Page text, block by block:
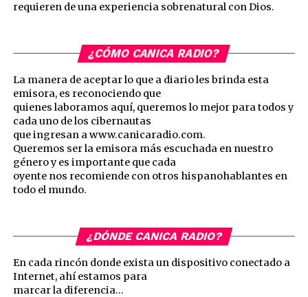
requieren de una experiencia sobrenatural con Dios.
¿CÓMO CANICA RADIO?
La manera de aceptar lo que a diario les brinda esta
emisora, es reconociendo que
quienes laboramos aquí, queremos lo mejor para todos y
cada uno de los cibernautas
que ingresan a www.canicaradio.com.
Queremos ser la emisora más escuchada en nuestro
género y es importante que cada
oyente nos recomiende con otros hispanohablantes en
todo el mundo.
¿DÓNDE CANICA RADIO?
En cada rincón donde exista un dispositivo conectado a
Internet, ahí estamos para
marcar la diferencia…